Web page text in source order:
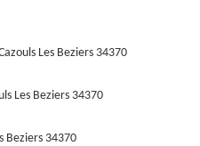
Les Beziers 34370
Les Beziers 34370
Beziers 34370